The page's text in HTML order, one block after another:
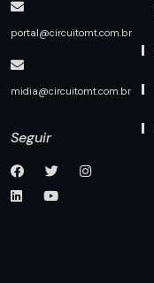
portal@circuitomt.com.br
midia@circuitomt.com.br
Seguir